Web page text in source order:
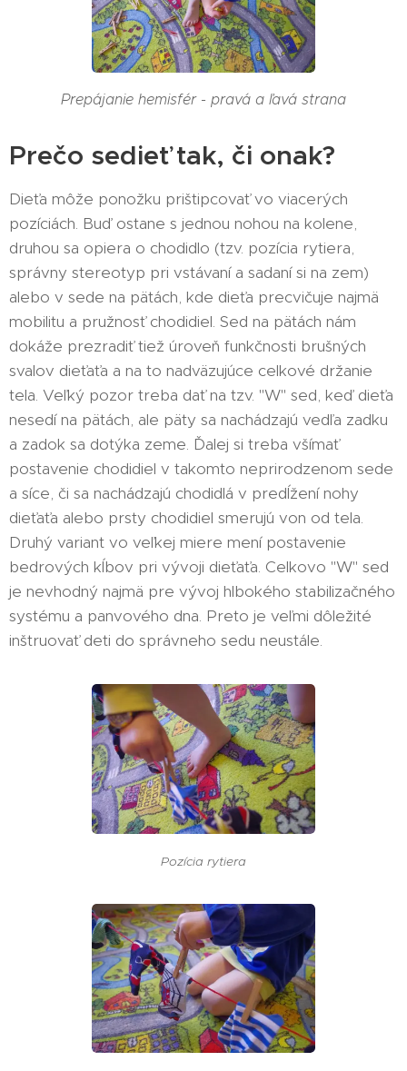
Prepájanie hemisfér - pravá a ľavá strana
Prečo sedieť tak, či onak?
Dieťa môže ponožku prištipcovať vo viacerých
pozíciách. Buď ostane s jednou nohou na kolene,
druhou sa opiera o chodidlo (tzv. pozícia rytiera,
správny stereotyp pri vstávaní a sadaní si na zem)
alebo v sede na pätách, kde dieťa precvičuje najmä
mobilitu a pružnosť chodidiel. Sed na pätách nám
dokáže prezradiť tiež úroveň funkčnosti brušných
svalov dieťaťa a na to nadväzujúce celkové držanie
tela. Veľký pozor treba dať na tzv. "W" sed, keď dieťa
nesedí na pätách, ale päty sa nachádzajú vedľa zadku
a zadok sa dotýka zeme. Ďalej si treba všímať
postavenie chodidiel v takomto neprirodzenom sede
a síce, či sa nachádzajú chodidlá v predĺžení nohy
dieťaťa alebo prsty chodidiel smerujú von od tela.
Druhý variant vo veľkej miere mení postavenie
bedrových kĺbov pri vývoji dieťaťa. Celkovo "W" sed
je nevhodný najmä pre vývoj hlbokého stabilizačného
systému a panvového dna. Preto je veľmi dôležité
inštruovať deti do správneho sedu neustále.
Pozícia rytiera